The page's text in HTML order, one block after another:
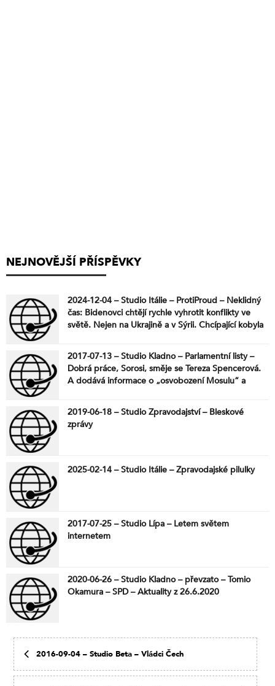
NEJNOVĚJŠÍ PŘÍSPĚVKY
2024-12-04 – Studio Itálie – ProtiProud – Neklidný
čas: Bidenovci chtějí rychle vyhrotit konflikty ve
světě. Nejen na Ukrajině a v Sýrii. Chcípající kobyla
Trumpova nástupu? – Jiří Weigl
2017-07-13 – Studio Kladno – Parlamentní listy –
Dobrá práce, Sorosi, směje se Tereza Spencerová.
A dodává informace o „osvobození Mosulu“ a
trochu jinak
2019-06-18 – Studio Zpravodajství – Bleskové
zprávy
2025-02-14 – Studio Itálie – Zpravodajské pilulky
2017-07-25 – Studio Lípa – Letem světem
internetem
2020-06-26 – Studio Kladno – převzato – Tomio
Okamura – SPD – Aktuality z 26.6.2020
2016-09-04 – Studio Beta – Vládci Čech